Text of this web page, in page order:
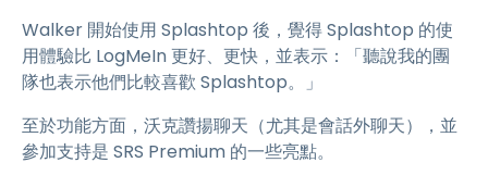
Walker 開始使用 Splashtop 後，覺得 Splashtop 的使
用體驗比 LogMeIn 更好、更快，並表示：「聽說我的團
隊也表示他們比較喜歡 Splashtop。」
至於功能方面，沃克讚揚聊天（尤其是會話外聊天），並
參加支持是 SRS Premium 的一些亮點。